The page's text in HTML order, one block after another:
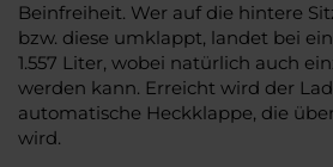
Beinfreiheit. Wer auf die hintere
bzw. diese umklappt, landet bei
1.557 Liter, wobei natürlich auch
werden kann. Erreicht wird der
automatische Heckklappe, die
wird.